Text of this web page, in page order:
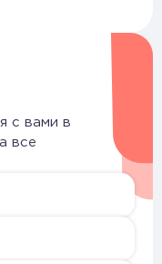
с вами в
все